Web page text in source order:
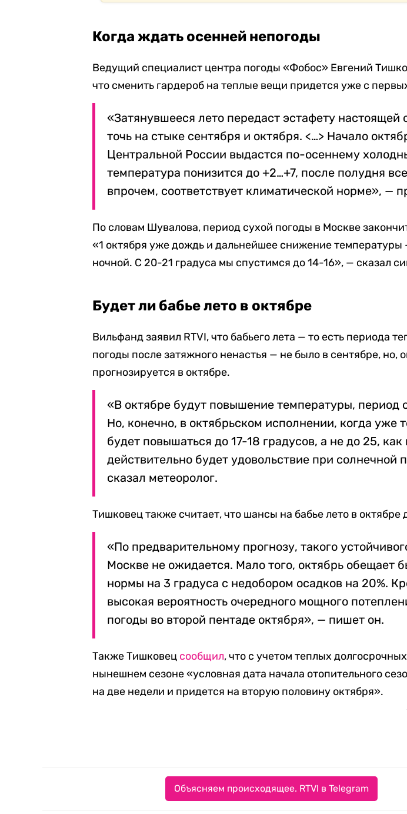
Когда ждать осенней непогоды
Ведущий специалист центра погоды «Фобос» Евгений
что сменить гардероб на теплые вещи придется уже с
«Затянувшееся лето передаст эстафету настоящей
точь на стыке сентября и октября. <…> Начало
Центральной России выдастся по-осеннему
температура понизится до +2…+7, после полудня
впрочем, соответствует климатической норме», —
По словам Шувалова, период сухой погоды в Москве
«1 октября уже дождь и дальнейшее снижение температуры
ночной. С 20-21 градуса мы спустимся до 14-16», — сказал
Будет ли бабье лето в октябре
Вильфанд заявил RTVI, что бабьего лета — то есть периода
погоды после затяжного ненастья — не было в сентябре, но,
прогнозируется в октябре.
«В октябре будут повышение температуры, период
Но, конечно, в октябрьском исполнении, когда уже
будет повышаться до 17-18 градусов, а не до 25, как
действительно будет удовольствие при солнечной
сказал метеоролог.
Тишковец также считает, что шансы на бабье лето в октябре
«По предварительному прогнозу, такого
Москве не ожидается. Мало того, октябрь обещает
нормы на 3 градуса с недобором осадков на 20%.
высокая вероятность очередного мощного
погоды во второй пентаде октября», — пишет он.
Также Тишковец сообщил, что с учетом теплых
нынешнем сезоне «условная дата начала отопительного
на две недели и придется на вторую половину октября».
Объясняем происходящее. RTVI в Telegram